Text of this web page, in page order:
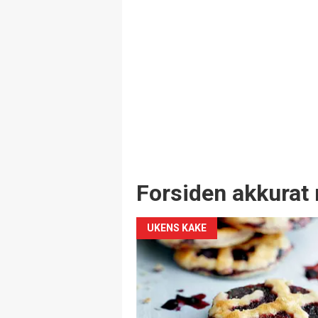
Forsiden akkurat
UKENS KAKE